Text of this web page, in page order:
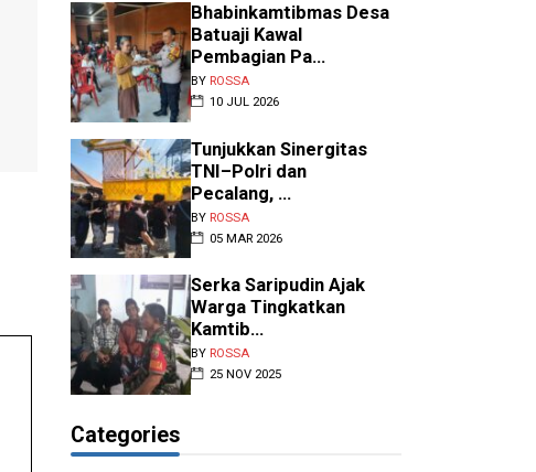
ROSSA •AGU 09 2026
Belu, NTT – Dalam rangka
menyambut Hari Ulang Tahun
(HUT) ke-81 Kemerdekaan
Republik Indonesia, pe...
Bhabinkamtibmas Desa
Batuaji Kawal
Pembagian Pa...
BY ROSSA
10 JUL 2026
Tunjukkan Sinergitas
TNI–Polri dan
Pecalang, ...
BY ROSSA
05 MAR 2026
‎Serka Saripudin Ajak
Warga Tingkatkan
Kamtib...
BY ROSSA
25 NOV 2025
Categories